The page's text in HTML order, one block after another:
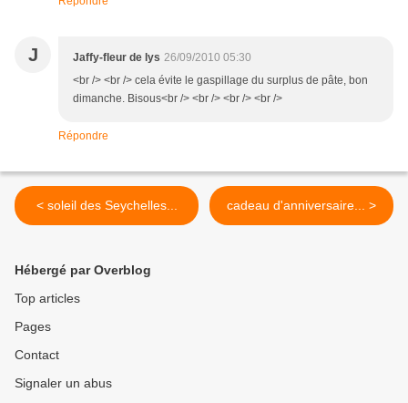
J Jaffy-fleur de lys 26/09/2010 05:30
<br /> <br /> cela évite le gaspillage du surplus de pâte, bon
dimanche. Bisous<br /> <br /> <br /> <br />
Répondre
< soleil des Seychelles... cadeau d'anniversaire... >
Hébergé par Overblog
Top articles
Pages
Contact
Signaler un abus